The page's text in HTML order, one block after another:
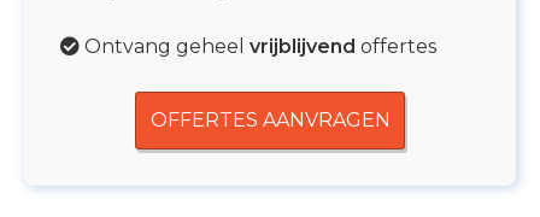
Ontvang geheel vrijblijvend offertes
OFFERTES AANVRAGEN